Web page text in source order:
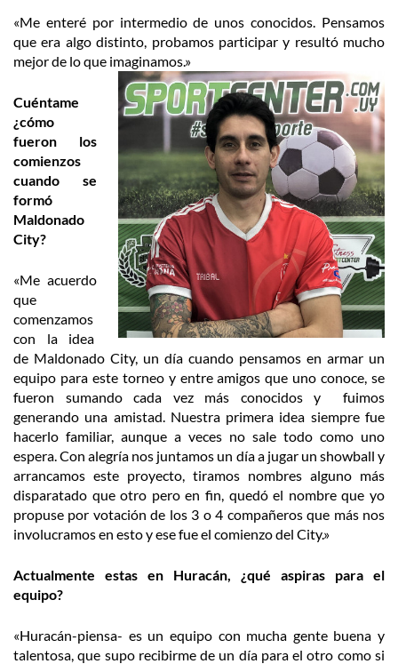
«Me enteré por intermedio de unos conocidos. Pensamos
que era algo distinto, probamos participar y resultó mucho
mejor de lo que imaginamos.»
Cuéntame
¿cómo
fueron los
comienzos
cuando se
formó
Maldonado
City?
«Me acuerdo
que
comenzamos
con la idea
de Maldonado City, un día cuando pensamos en armar un
equipo para este torneo y entre amigos que uno conoce, se
fueron sumando cada vez más conocidos y fuimos
generando una amistad. Nuestra primera idea siempre fue
hacerlo familiar, aunque a veces no sale todo como uno
espera. Con alegría nos juntamos un día a jugar un showball y
arrancamos este proyecto, tiramos nombres alguno más
disparatado que otro pero en fin, quedó el nombre que yo
propuse por votación de los 3 o 4 compañeros que más nos
involucramos en esto y ese fue el comienzo del City.»
Actualmente estas en Huracán, ¿qué aspiras para el
equipo?
«Huracán-piensa- es un equipo con mucha gente buena y
talentosa, que supo recibirme de un día para el otro como si